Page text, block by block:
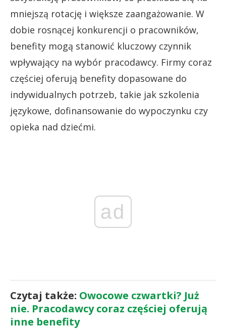
mniejszą rotację i większe zaangażowanie. W
dobie rosnącej konkurencji o pracowników,
benefity mogą stanowić kluczowy czynnik
wpływający na wybór pracodawcy. Firmy coraz
częściej oferują benefity dopasowane do
indywidualnych potrzeb, takie jak szkolenia
językowe, dofinansowanie do wypoczynku czy
opieka nad dziećmi.
ad
Czytaj także: Owocowe czwartki? Już
nie. Pracodawcy coraz częściej oferują
inne benefity